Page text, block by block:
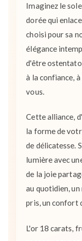
Imaginez le
dorée qui
choisi pour sa
élégance
d'être
à la confiance,
vous.
Cette alliance,
la forme de
de délicatesse.
lumière avec
de la joie
au quotidien,
pris, un confort
L'or 18 carats,